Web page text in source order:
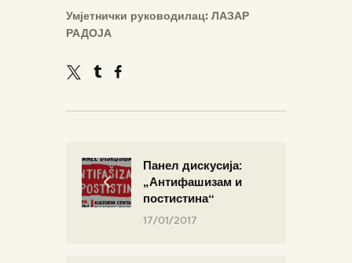
Умјетнички руководилац: ЛАЗАР
РАДОЈА
Панел дискусија:
„Антифашизам и
постистина“
17/01/2017